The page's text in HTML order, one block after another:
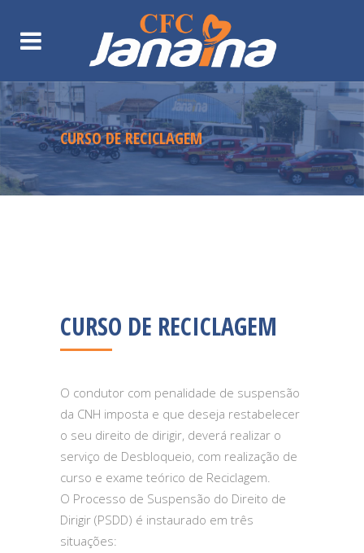
CURSO DE RECICLAGEM
CURSO DE RECICLAGEM
O condutor com penalidade de suspensão
da CNH imposta e que deseja restabelecer
o seu direito de dirigir, deverá realizar o
serviço de Desbloqueio, com realização de
curso e exame teórico de Reciclagem.
O Processo de Suspensão do Direito de
Dirigir (PSDD) é instaurado em três
situações: